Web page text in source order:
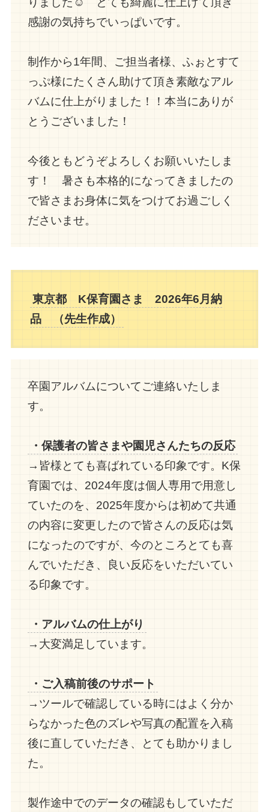
感謝の気持ちでいっぱいです。
制作から1年間、ご担当者様、ふぉとすて
っぷ様にたくさん助けて頂き素敵なアル
バムに仕上がりました！！本当にありが
とうございました！
今後ともどうぞよろしくお願いいたしま
す！ 暑さも本格的になってきましたの
で皆さまお身体に気をつけてお過ごしく
ださいませ。
東京都 K保育園さま 2026年6月納
品 （先生作成）
卒園アルバムについてご連絡いたしま
す。
・保護者の皆さまや園児さんたちの反応
→皆様とても喜ばれている印象です。K保
育園では、2024年度は個人専用で用意し
ていたのを、2025年度からは初めて共通
の内容に変更したので皆さんの反応は気
になったのですが、今のところとても喜
んでいただき、良い反応をいただいてい
る印象です。
・アルバムの仕上がり
→大変満足しています。
・ご入稿前後のサポート
→ツールで確認している時にはよく分か
らなかった色のズレや写真の配置を入稿
後に直していただき、とても助かりまし
た。
製作途中でのデータの確認もしていただ